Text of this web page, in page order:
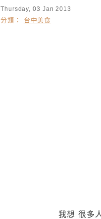
Thursday, 03 Jan 2013
分類： 台中美食
我想 很多